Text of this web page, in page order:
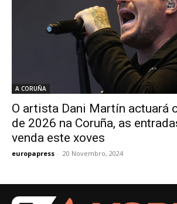
A CORUÑA
O artista Dani Martín actuará
de 2026 na Coruña, as
venda este xoves
europapress - 20 Novembro, 2024